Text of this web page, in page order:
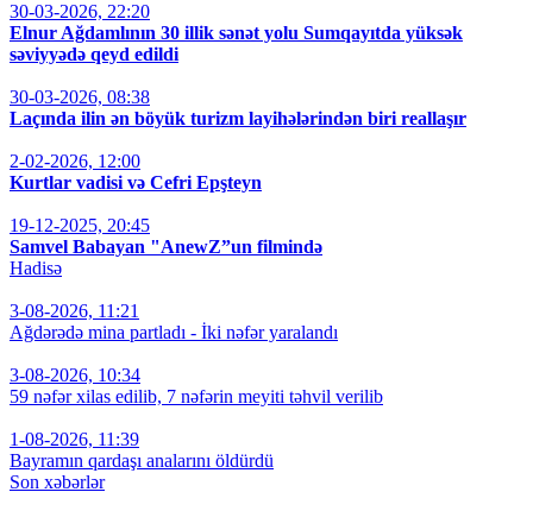
30-03-2026, 22:20
Elnur Ağdamlının 30 illik sənət yolu Sumqayıtda yüksək
səviyyədə qeyd edildi
30-03-2026, 08:38
Laçında ilin ən böyük turizm layihələrindən biri reallaşır
2-02-2026, 12:00
Kurtlar vadisi və Cefri Epşteyn
19-12-2025, 20:45
Samvel Babayan "AnewZ”un filmində
Hadisə
3-08-2026, 11:21
Ağdərədə mina partladı - İki nəfər yaralandı
3-08-2026, 10:34
59 nəfər xilas edilib, 7 nəfərin meyiti təhvil verilib
1-08-2026, 11:39
Bayramın qardaşı analarını öldürdü
Son xəbərlər